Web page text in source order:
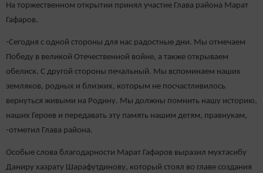
На торжественном открытии принял участие Глава района Марат
Гафаров.
-Сегодня с одной стороны для нас радостные дни. Мы отмечаем
Победу в великой Отечественной войне, а также открываем
обелиск. С другой стороны печальный. Мы вспоминаем наших
земляков, родных и близких, которым не посчастливилось
вернуться живыми на Родину. Мы должны помнить нашу историю,
наших Героев и передавать эту память нашим детям, правнукам,
-отметил Глава района.
Особые слова благодарности Марат Гафаров выразил мухтасибу
Даниру хазрату Шарафутдинову, который стоял во главе создания